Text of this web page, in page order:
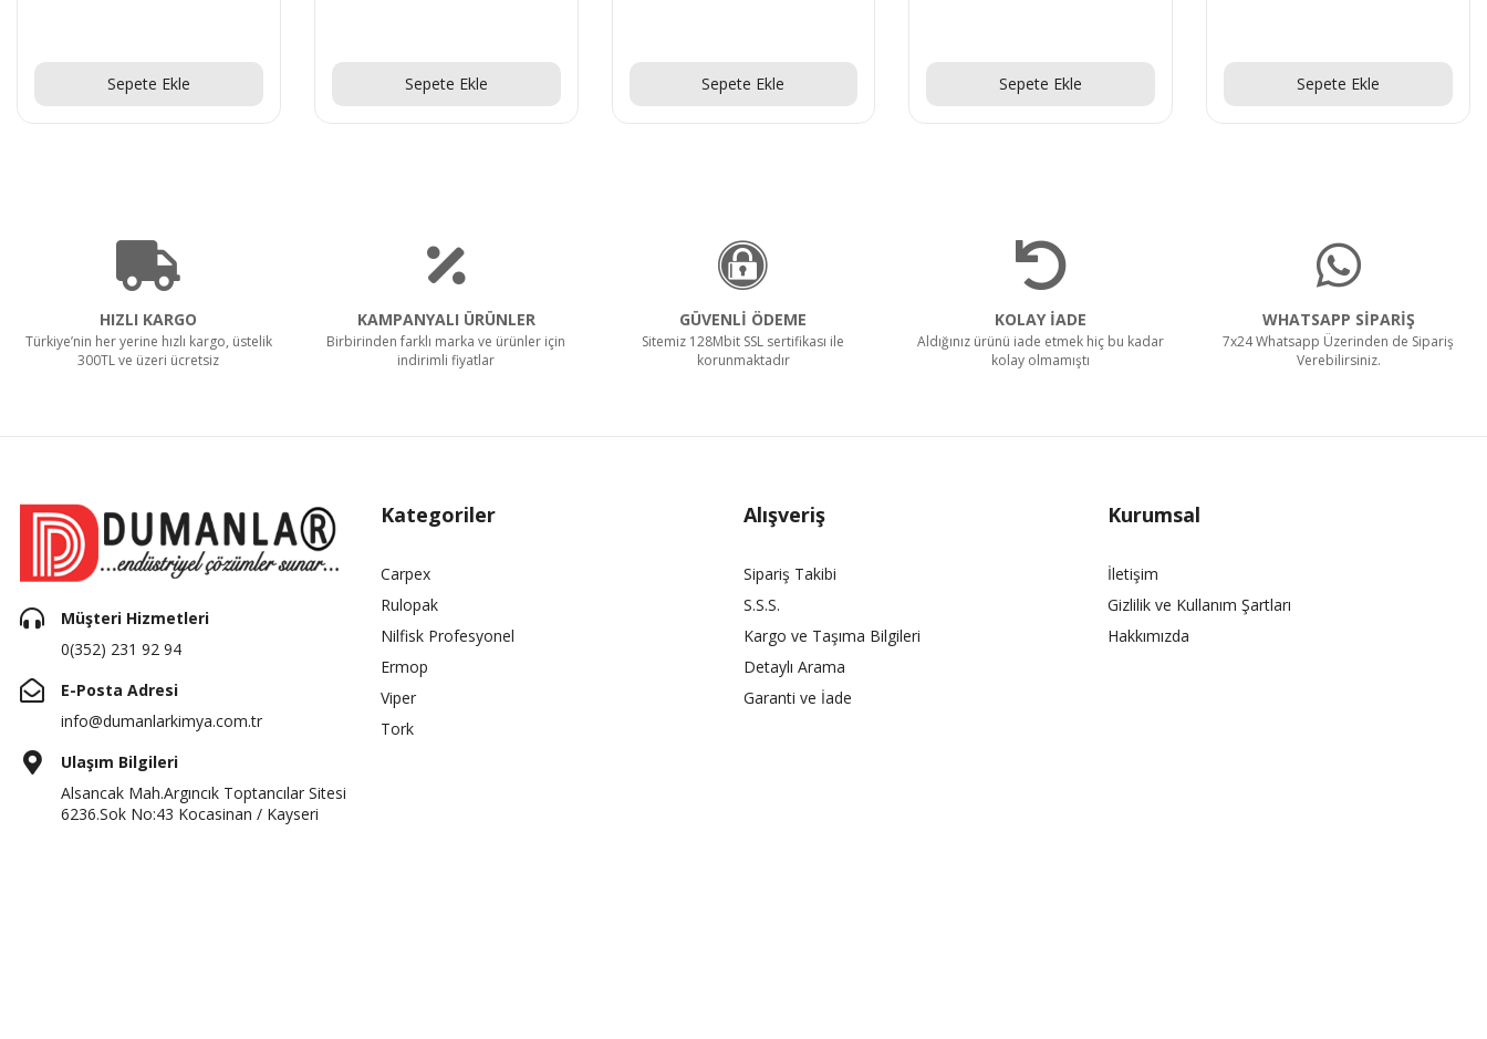
Sepete Ekle
Sepete Ekle
Sepete Ekle
Sepete Ekle
Sepete Ekle
HIZLI KARGO
Türkiye’nin her yerine hızlı kargo, üstelik
300TL ve üzeri ücretsiz
KAMPANYALI ÜRÜNLER
Birbirinden farklı marka ve ürünler için
indirimli fiyatlar
GÜVENLİ ÖDEME
Sitemiz 128Mbit SSL sertifikası ile
korunmaktadır
KOLAY İADE
Aldığınız ürünü iade etmek hiç bu kadar
kolay olmamıştı
WHATSAPP SİPARİŞ
7x24 Whatsapp Üzerinden de Sipariş
Verebilirsiniz.
Müşteri Hizmetleri
0(352) 231 92 94
E-Posta Adresi
info@dumanlarkimya.com.tr
Ulaşım Bilgileri
Alsancak Mah.Argıncık Toptancılar Sitesi
6236.Sok No:43 Kocasinan / Kayseri
Kategoriler
Carpex
Rulopak
Nilfisk Profesyonel
Ermop
Viper
Tork
Alışveriş
Sipariş Takibi
S.S.S.
Kargo ve Taşıma Bilgileri
Detaylı Arama
Garanti ve İade
Kurumsal
İletişim
Gizlilik ve Kullanım Şartları
Hakkımızda